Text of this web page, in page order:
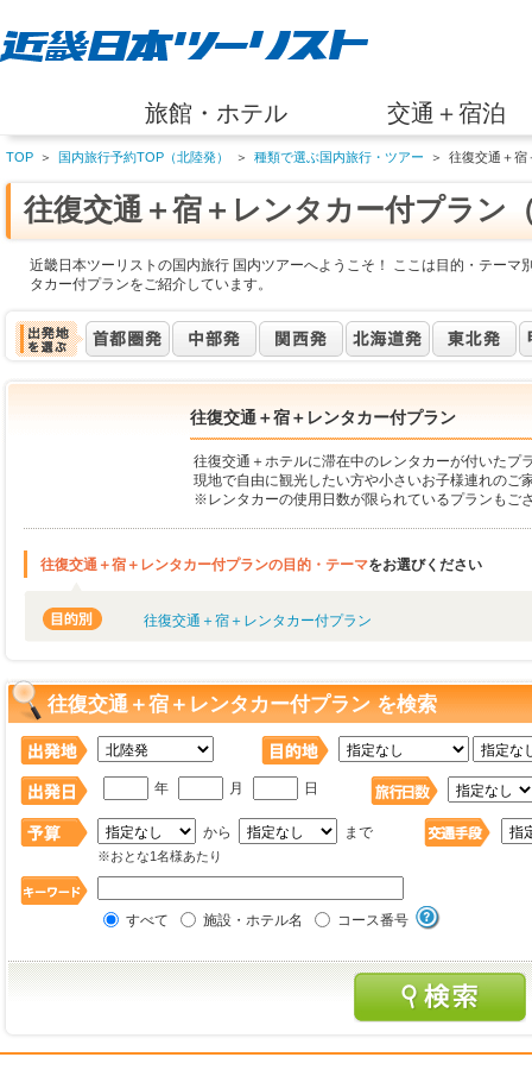
旅館・ホテル 交通＋宿泊
TOP ＞ 国内旅行予約TOP（北陸発） ＞ 種類で選ぶ国内旅行・ツアー ＞ 往復交通＋宿
往復交通＋宿＋レンタカー付プラン
近畿日本ツーリストの国内旅行 国内ツアーへようこそ！ ここは目的・テーマ
タカー付プランをご紹介しています。
往復交通＋宿＋レンタカー付プラン
往復交通＋ホテルに滞在中のレンタカーが付いたプ
現地で自由に観光したい方や小さいお子様連れのご
※レンタカーの使用日数が限られているプランもご
往復交通＋宿＋レンタカー付プランの目的・テーマをお選びください
往復交通＋宿＋レンタカー付プラン
往復交通＋宿＋レンタカー付プラン を検索
年 月 日
から まで
※おとな1名様あたり
すべて 施設・ホテル名 コース番号